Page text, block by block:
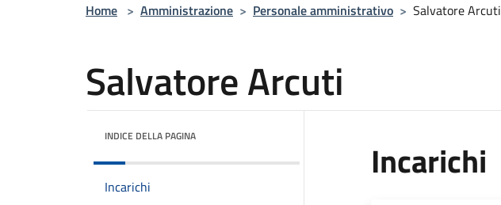
Home > Amministrazione > Personale amministrativo > Salvatore Arcuti
Salvatore Arcuti
INDICE DELLA PAGINA
Incarichi
Incarichi